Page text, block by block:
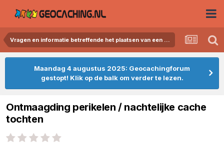
Vragen en informatie betreffende het plaatsen van een cache
Maandag 4 augustus 2025: Geocachingforum
gestopt! Klik op de balk om verder te lezen.
Ontmaagding perikelen / nachtelijke cache
tochten